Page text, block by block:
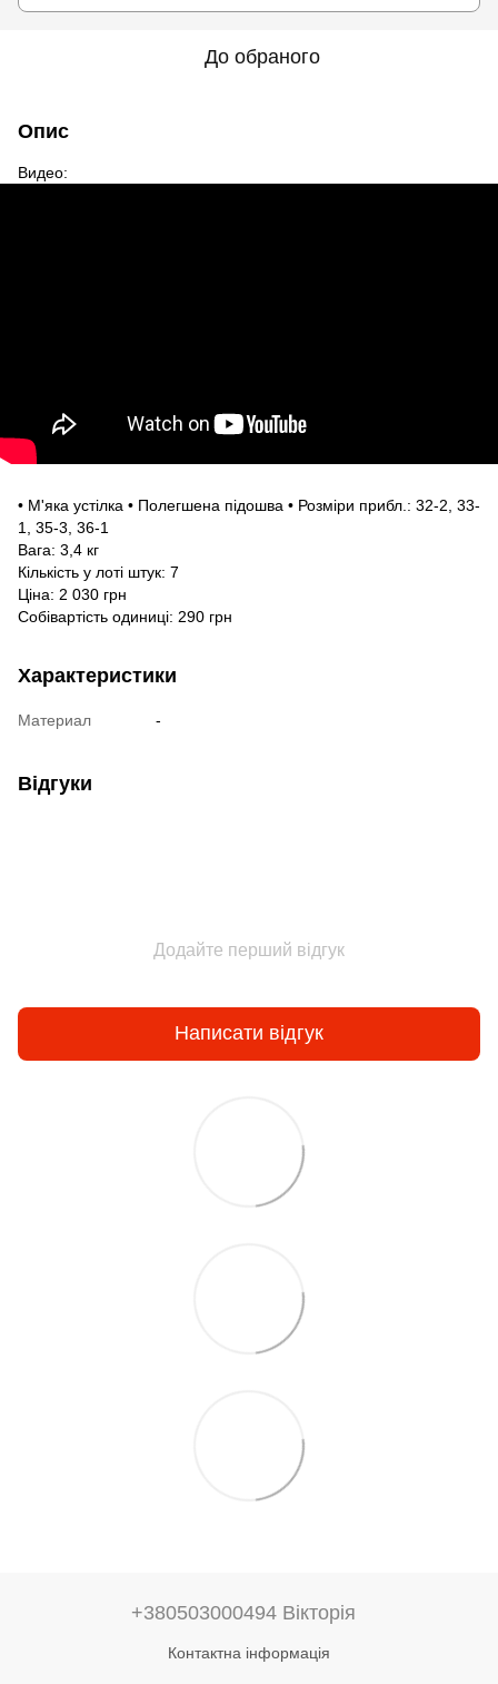
До обраного
Опис
Видео:
• М'яка устілка • Полегшена підошва • Розміри прибл.: 32-2, 33-
1, 35-3, 36-1
Вага: 3,4 кг
Кількість у лоті штук: 7
Ціна: 2 030 грн
Собівартість одиниці: 290 грн
Характеристики
Материал -
Відгуки
Додайте перший відгук
Написати відгук
+380503000494 Вікторія
Контактна інформація